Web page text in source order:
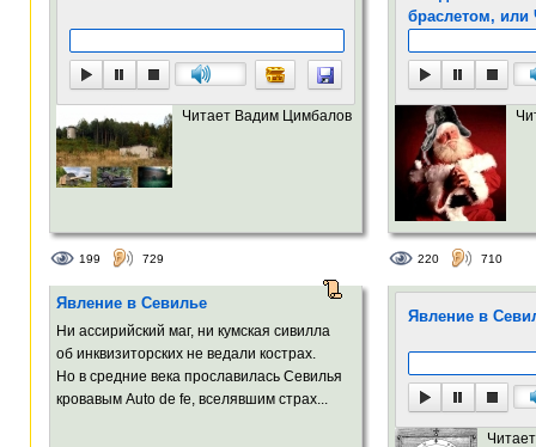
Читает Вадим Цимбалов
199 729
браслетом, или
220 710
Явление в Севилье
Ни ассирийский маг, ни кумская сивилла
об инквизиторских не ведали кострах.
Но в средние века прославилась Севилья
кровавым Auto de fe, вселявшим страх...
Явление в